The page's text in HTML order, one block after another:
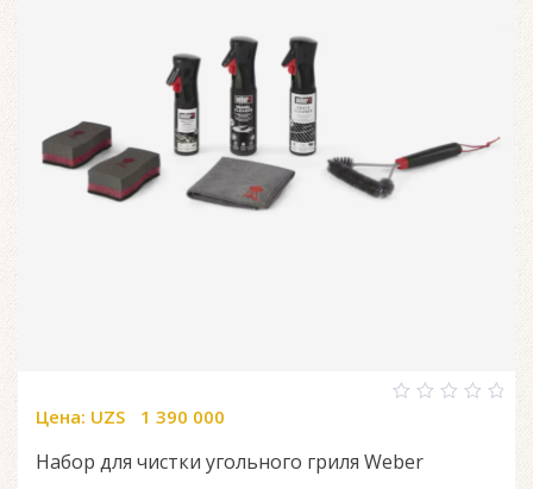
5
Цена: UZS 1 390 000
Набор для чистки угольного гриля Weber